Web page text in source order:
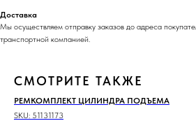
Доставка
Мы осуществляем отправку заказов до адреса
транспортной компанией.
СМОТРИТЕ ТАКЖЕ
РЕМКОМПЛЕКТ ЦИЛИНДРА ПОДЪЕМА
SKU: 51131173